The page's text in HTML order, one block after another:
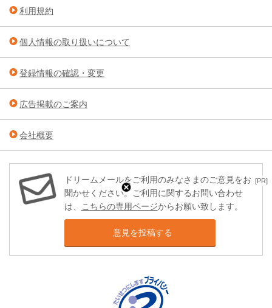
[PR]
利用規約
個人情報の取り扱いについて
登録情報の確認・変更
広告掲載のご案内
会社概要
ドリームメールをご利用のみなさまのご意見をお
聞かせください。ご利用に関するお問い合わせ
は、 こちらの専用ページからお願い致します。
意見を投稿する